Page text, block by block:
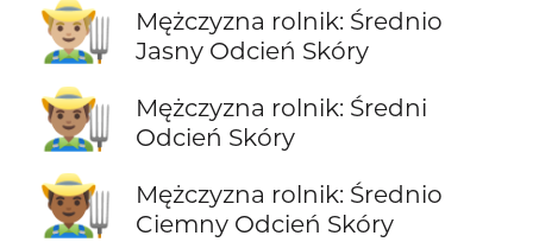
👨🏼‍🌾
Mężczyzna rolnik: Średnio
Jasny Odcień Skóry
👨🏽‍🌾
Mężczyzna rolnik: Średni
Odcień Skóry
👨🏾‍🌾
Mężczyzna rolnik: Średnio
Ciemny Odcień Skóry